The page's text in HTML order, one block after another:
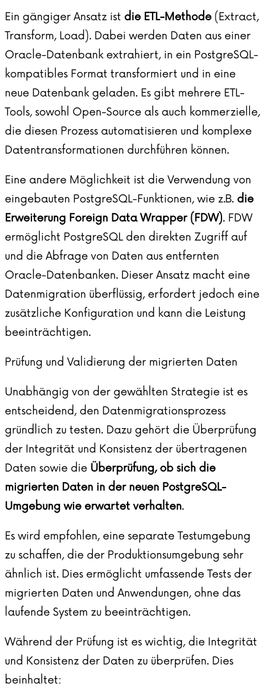
Ein gängiger Ansatz ist die ETL-Methode (Extract,
Transform, Load). Dabei werden Daten aus einer
Oracle-Datenbank extrahiert, in ein PostgreSQL-
kompatibles Format transformiert und in eine
neue Datenbank geladen. Es gibt mehrere ETL-
Tools, sowohl Open-Source als auch kommerzielle,
die diesen Prozess automatisieren und komplexe
Datentransformationen durchführen können.
Eine andere Möglichkeit ist die Verwendung von
eingebauten PostgreSQL-Funktionen, wie z.B. die
Erweiterung Foreign Data Wrapper (FDW). FDW
ermöglicht PostgreSQL den direkten Zugriff auf
und die Abfrage von Daten aus entfernten
Oracle-Datenbanken. Dieser Ansatz macht eine
Datenmigration überflüssig, erfordert jedoch eine
zusätzliche Konfiguration und kann die Leistung
beeinträchtigen.
Prüfung und Validierung der migrierten Daten
Unabhängig von der gewählten Strategie ist es
entscheidend, den Datenmigrationsprozess
gründlich zu testen. Dazu gehört die Überprüfung
der Integrität und Konsistenz der übertragenen
Daten sowie die Überprüfung, ob sich die
migrierten Daten in der neuen PostgreSQL-
Umgebung wie erwartet verhalten.
Es wird empfohlen, eine separate Testumgebung
zu schaffen, die der Produktionsumgebung sehr
ähnlich ist. Dies ermöglicht umfassende Tests der
migrierten Daten und Anwendungen, ohne das
laufende System zu beeinträchtigen.
Während der Prüfung ist es wichtig, die Integrität
und Konsistenz der Daten zu überprüfen. Dies
beinhaltet: